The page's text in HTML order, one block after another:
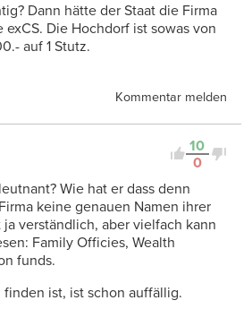
Dann hätte der Staat die Firma
exCS. Die Hochdorf ist sowas von
auf 1 Stutz.
Kommentar melden
10
0
Wie hat er dass denn
keine genauen Namen ihrer
verständlich, aber vielfach kann
Family Officies, Wealth
funds.
finden ist, ist schon auffällig.